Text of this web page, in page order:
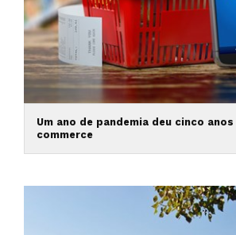
Um ano de pandemia deu cinco
commerce